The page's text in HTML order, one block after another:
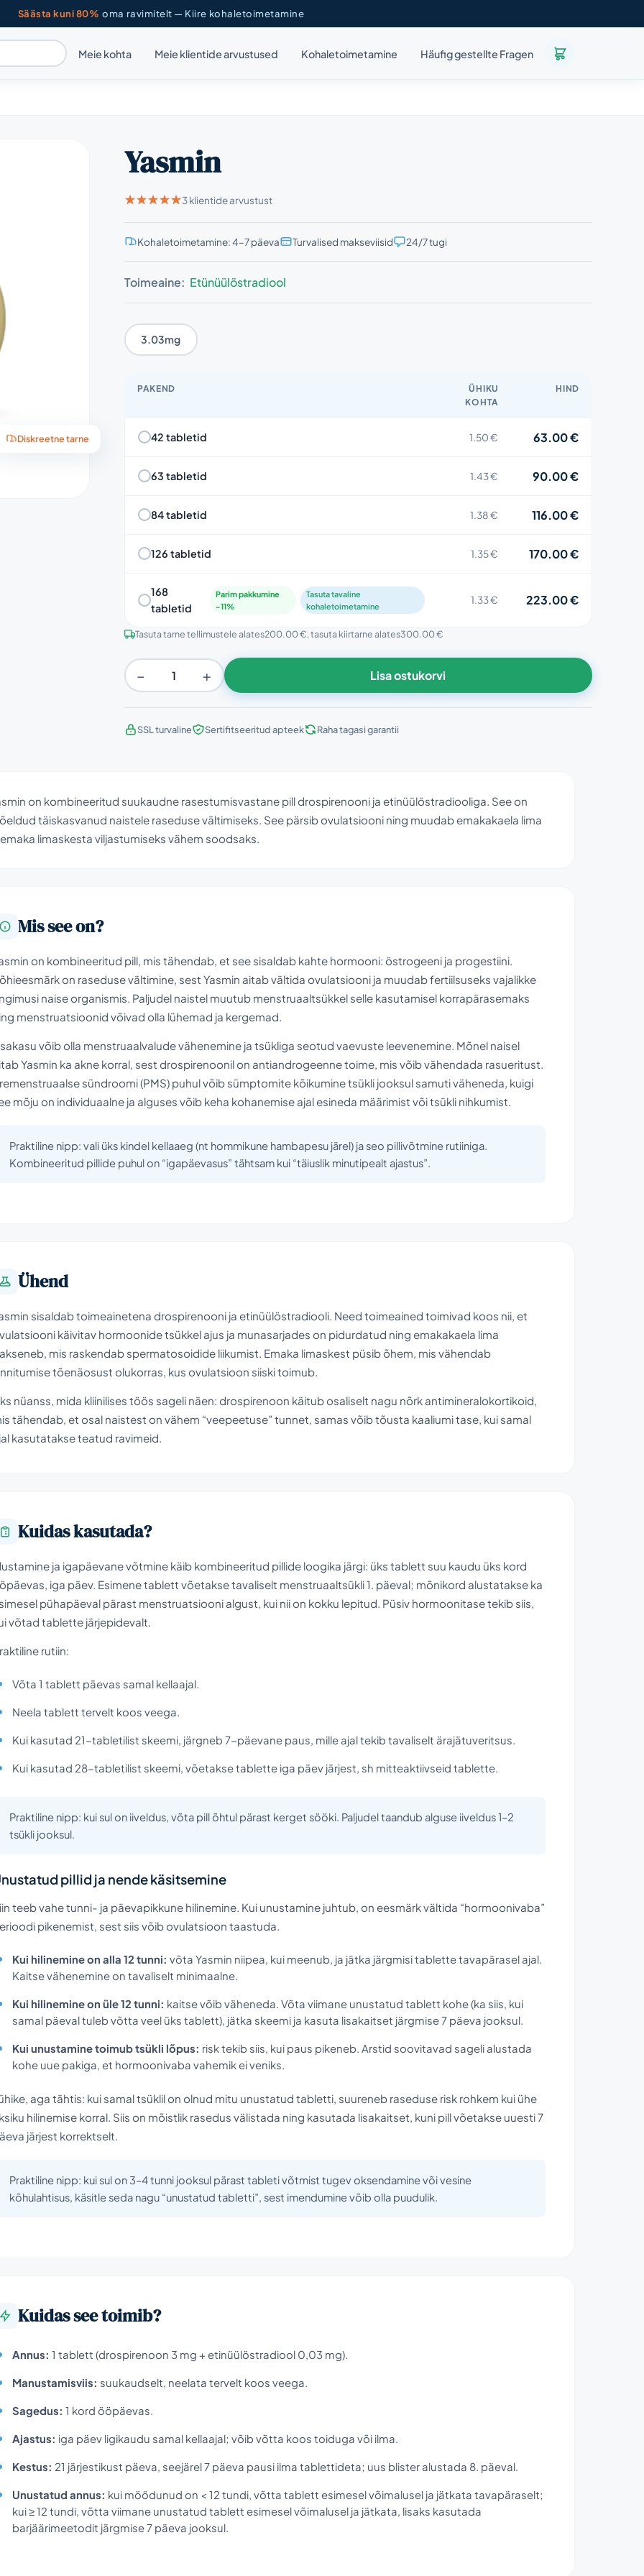
Säästa kuni 80% oma ravimitelt — Kiire kohaletoimetamine
Meie kohta Meie klientide arvustused Kohaletoimetamine Häufig gestellte Fragen
Diskreetne tarne
Yasmin
3 klientide arvustust
Kohaletoimetamine: 4–7 päeva Turvalised makseviisid 24/7 tugi
Toimeaine: Etünüülöstradiool
3.03mg
PAKEND
ÜHIKU
KOHTA
HIND
42 tabletid 1.50 € 63.00 €
63 tabletid 1.43 € 90.00 €
84 tabletid 1.38 € 116.00 €
126 tabletid 1.35 € 170.00 €
168
tabletid
Parim pakkumine
-11%
Tasuta tavaline
kohaletoimetamine
1.33 € 223.00 €
Tasuta tarne tellimustele alates200.00 €, tasuta kiirtarne alates300.00 €
− + Lisa ostukorvi
SSL turvaline Sertifitseeritud apteek Raha tagasi garantii
on kombineeritud suukaudne rasestumisvastane pill drospirenooni ja etinüülöstradiooliga. See on
täiskasvanud naistele raseduse vältimiseks. See pärsib ovulatsiooni ning muudab emakakaela lima
limaskesta viljastumiseks vähem soodsaks.
Mis see on?
on kombineeritud pill, mis tähendab, et see sisaldab kahte hormooni: östrogeeni ja progestiini.
on raseduse vältimine, sest Yasmin aitab vältida ovulatsiooni ja muudab fertiilsuseks vajalikke
naise organismis. Paljudel naistel muutub menstruaaltsükkel selle kasutamisel korrapärasemaks
menstruatsioonid võivad olla lühemad ja kergemad.
võib olla menstruaalvalude vähenemine ja tsükliga seotud vaevuste leevenemine. Mõnel naisel
Yasmin ka akne korral, sest drospirenoonil on antiandrogeenne toime, mis võib vähendada rasueritust.
sündroomi (PMS) puhul võib sümptomite kõikumine tsükli jooksul samuti väheneda, kuigi
mõju on individuaalne ja alguses võib keha kohanemise ajal esineda määrimist või tsükli nihkumist.
Praktiline nipp: vali üks kindel kellaaeg (nt hommikune hambapesu järel) ja seo pillivõtmine rutiiniga.
Kombineeritud pillide puhul on “igapäevasus” tähtsam kui “täiuslik minutipealt ajastus”.
Ühend
sisaldab toimeainetena drospirenooni ja etinüülöstradiooli. Need toimeained toimivad koos nii, et
käivitav hormoonide tsükkel ajus ja munasarjades on pidurdatud ning emakakaela lima
mis raskendab spermatosoidide liikumist. Emaka limaskest püsib õhem, mis vähendab
tõenäosust olukorras, kus ovulatsioon siiski toimub.
nüanss, mida kliinilises töös sageli näen: drospirenoon käitub osaliselt nagu nõrk antimineralokortikoid,
tähendab, et osal naistest on vähem “veepeetuse” tunnet, samas võib tõusta kaaliumi tase, kui samal
kasutatakse teatud ravimeid.
Kuidas kasutada?
ja igapäevane võtmine käib kombineeritud pillide loogika järgi: üks tablett suu kaudu üks kord
iga päev. Esimene tablett võetakse tavaliselt menstruaaltsükli 1. päeval; mõnikord alustatakse ka
pühapäeval pärast menstruatsiooni algust, kui nii on kokku lepitud. Püsiv hormoonitase tekib siis,
võtad tablette järjepidevalt.
rutiin:
Võta 1 tablett päevas samal kellaajal.
Neela tablett tervelt koos veega.
Kui kasutad 21-tabletilist skeemi, järgneb 7-päevane paus, mille ajal tekib tavaliselt ärajätuveritsus.
Kui kasutad 28-tabletilist skeemi, võetakse tablette iga päev järjest, sh mitteaktiivseid tablette.
Praktiline nipp: kui sul on iiveldus, võta pill õhtul pärast kerget sööki. Paljudel taandub alguse iiveldus 1–2
tsükli jooksul.
pillid ja nende käsitsemine
teeb vahe tunni- ja päevapikkune hilinemine. Kui unustamine juhtub, on eesmärk vältida “hormoonivaba”
pikenemist, sest siis võib ovulatsioon taastuda.
Kui hilinemine on alla 12 tunni: võta Yasmin niipea, kui meenub, ja jätka järgmisi tablette tavapärasel ajal.
Kaitse vähenemine on tavaliselt minimaalne.
Kui hilinemine on üle 12 tunni: kaitse võib väheneda. Võta viimane unustatud tablett kohe (ka siis, kui
samal päeval tuleb võtta veel üks tablett), jätka skeemi ja kasuta lisakaitset järgmise 7 päeva jooksul.
Kui unustamine toimub tsükli lõpus: risk tekib siis, kui paus pikeneb. Arstid soovitavad sageli alustada
kohe uue pakiga, et hormoonivaba vahemik ei veniks.
aga tähtis: kui samal tsüklil on olnud mitu unustatud tabletti, suureneb raseduse risk rohkem kui ühe
hilinemise korral. Siis on mõistlik rasedus välistada ning kasutada lisakaitset, kuni pill võetakse uuesti 7
järjest korrektselt.
Praktiline nipp: kui sul on 3–4 tunni jooksul pärast tableti võtmist tugev oksendamine või vesine
kõhulahtisus, käsitle seda nagu “unustatud tabletti”, sest imendumine võib olla puudulik.
Kuidas see toimib?
Annus: 1 tablett (drospirenoon 3 mg + etinüülöstradiool 0,03 mg).
Manustamisviis: suukaudselt, neelata tervelt koos veega.
Sagedus: 1 kord ööpäevas.
Ajastus: iga päev ligikaudu samal kellaajal; võib võtta koos toiduga või ilma.
Kestus: 21 järjestikust päeva, seejärel 7 päeva pausi ilma tablettideta; uus blister alustada 8. päeval.
Unustatud annus: kui möödunud on < 12 tundi, võtta tablett esimesel võimalusel ja jätkata tavapäraselt;
kui ≥ 12 tundi, võtta viimane unustatud tablett esimesel võimalusel ja jätkata, lisaks kasutada
barjäärimeetodit järgmise 7 päeva jooksul.